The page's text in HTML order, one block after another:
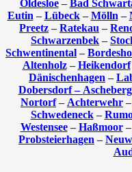
Oldesloe– Bad
Eutin – Lübeck– Mölln –
Preetz – Ratekau –
Schwarzenbek –
Schwentinental –
Altenholz– Heikendorf
Dänischenhagen –
Dobersdorf – Ascheberg
Nortorf– Achterwehr –
Schwedeneck–
Westensee– Haßmoor–
Probsteierhagen –